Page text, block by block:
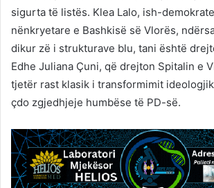
sigurta të listës. Klea Lalo, ish-
nënkryetare e Bashkisë së Vlorës,
dikur zë i strukturave blu, tani është
Edhe Juliana Çuni, që drejton Spitalin e
tjetër rast klasik i transformimit
çdo zgjedhjeje humbëse të PD-së.